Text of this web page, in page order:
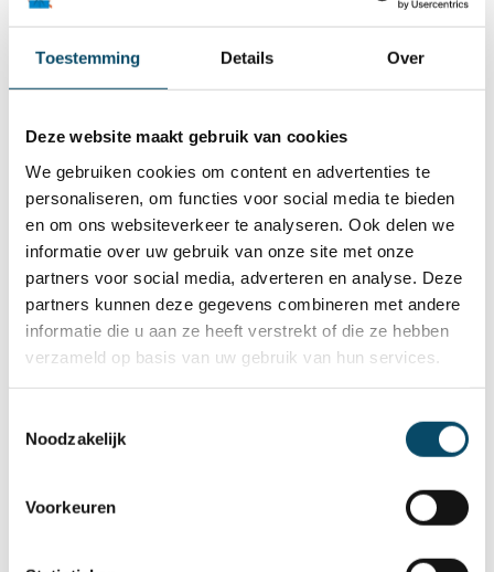
Toestemming Details Over
Deze website maakt gebruik van cookies
We gebruiken cookies om content en advertenties te
personaliseren, om functies voor social media te bieden
en om ons websiteverkeer te analyseren. Ook delen we
informatie over uw gebruik van onze site met onze
partners voor social media, adverteren en analyse. Deze
partners kunnen deze gegevens combineren met andere
informatie die u aan ze heeft verstrekt of die ze hebben
verzameld op basis van uw gebruik van hun services.
Noodzakelijk
Voorkeuren
bv. vegetarische, halal of koosjere voeding, zal de
tegemoetkomen.
Nog meer informatie? Contacteer ons
Gerelateerde vragen
Wat is het attest inkomenstarief?
bezoek brengen aan de opvang?
Kan ik voordat mijn kind geboren is al een